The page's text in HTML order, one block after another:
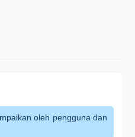
oleh pengguna dan